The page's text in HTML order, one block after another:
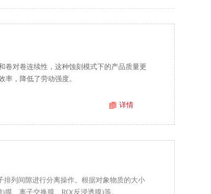
卷对卷连续性，这种蚀刻模式下的产品质量更
，降低了劳动强度。
详情
列间隙进行分离操作。根据对象物质的大小
、离子交换膜、RO(反浸透膜)等。